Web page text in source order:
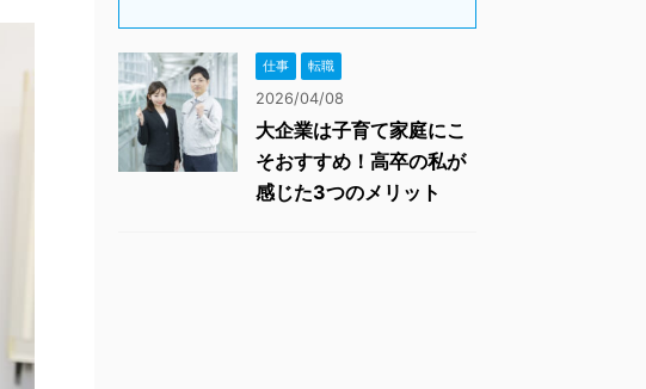
仕事 転職
2026/04/08
大企業は子育て家庭にこ
そおすすめ！高卒の私が
感じた3つのメリット